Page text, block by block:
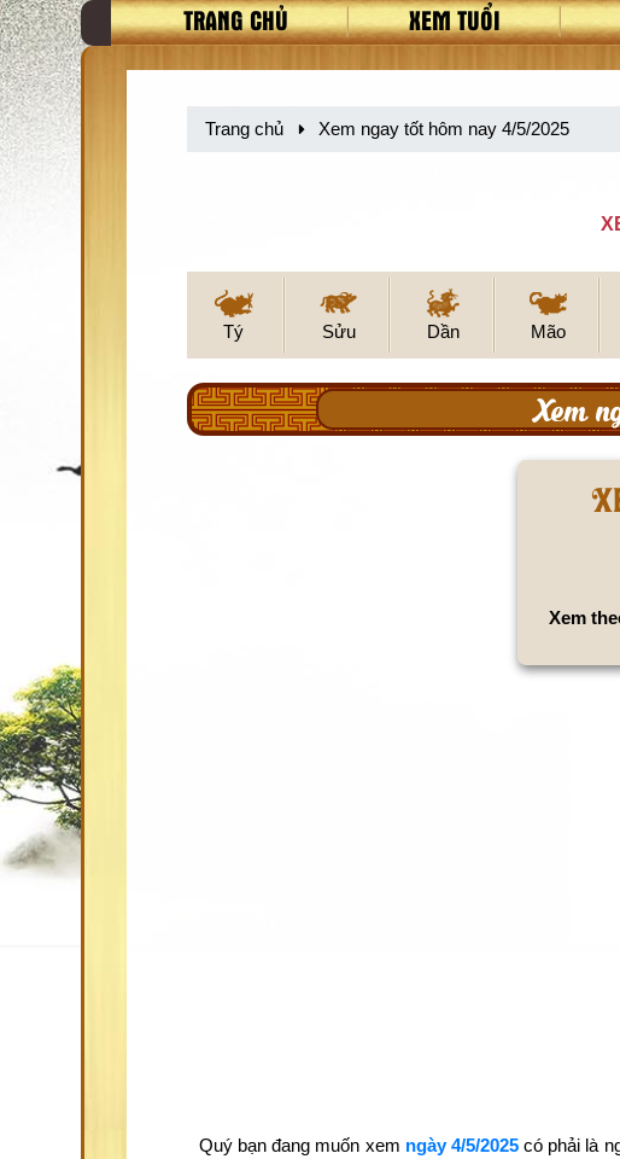
TRANG CHỦ XEM TUỔI
Trang chủ Xem ngay tốt hôm nay 4/5/2025
Tý Sửu Dần Mão
Xem
Xem
Quý bạn đang muốn xem ngày 4/5/2025có phải là